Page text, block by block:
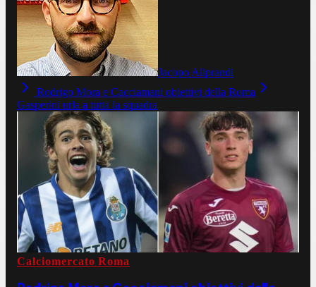
Jacopo Aliprandi
Rodrigo Mora e Cacciamani obiettivi della Roma
Gasperini urla a tutta la squadra
Calciomercato Roma